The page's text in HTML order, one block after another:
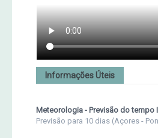
Informações Úteis
Meteorologia - Previsão do tempo
Previsão para 10 dias (Açores -